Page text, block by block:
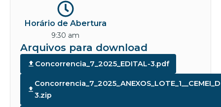
Horário de Abertura
9:30 am
Arquivos para download
Concorrencia_7_2025_EDITAL-3.pdf
3.zip